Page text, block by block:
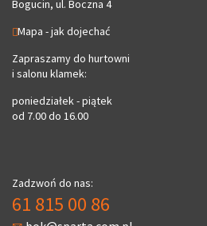
Bogucin, ul. Boczna 4
Mapa - jak dojechać
Zapraszamy do hurtowni
i salonu klamek:
poniedziałek - piątek
od 7.00 do 16.00
Zadzwoń do nas:
61 815 00 86